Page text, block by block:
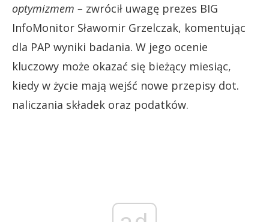
optymizmem – zwrócił uwagę prezes BIG
InfoMonitor Sławomir Grzelczak, komentując
dla PAP wyniki badania. W jego ocenie
kluczowy może okazać się bieżący miesiąc,
kiedy w życie mają wejść nowe przepisy dot.
naliczania składek oraz podatków.